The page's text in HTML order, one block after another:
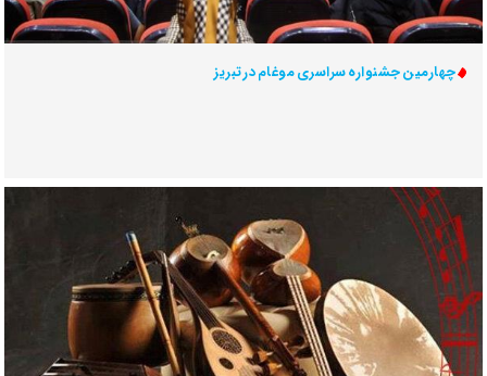
چهارمین جشنواره سراسری موغام در تبریز